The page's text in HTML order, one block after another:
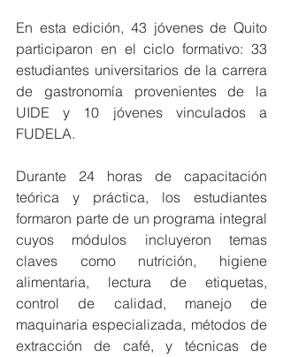
En esta edición, 43 jóvenes de Quito
participaron en el ciclo formativo: 33
estudiantes universitarios de la carrera
de gastronomía provenientes de la
UIDE y 10 jóvenes vinculados a
FUDELA.
Durante 24 horas de capacitación
teórica y práctica, los estudiantes
formaron parte de un programa integral
cuyos módulos incluyeron temas
claves como nutrición, higiene
alimentaria, lectura de etiquetas,
control de calidad, manejo de
maquinaria especializada, métodos de
extracción de café, y técnicas de